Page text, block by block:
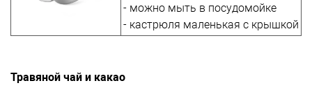
- можно мыть в посудомойке
- кастрюля маленькая с крышкой
Травяной чай и какао